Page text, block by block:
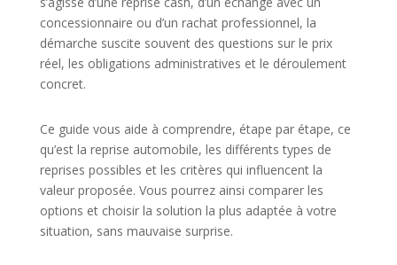
concessionnaire ou d’un rachat professionnel, la
démarche suscite souvent des questions sur le prix
réel, les obligations administratives et le déroulement
concret.
Ce guide vous aide à comprendre, étape par étape, ce
qu’est la reprise automobile, les différents types de
reprises possibles et les critères qui influencent la
valeur proposée. Vous pourrez ainsi comparer les
options et choisir la solution la plus adaptée à votre
situation, sans mauvaise surprise.